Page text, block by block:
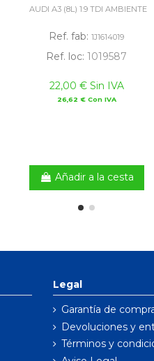
AUDI A3 (8L) 1.9 TDI AMBIENTE
Ref. fab: 1J1614019
Ref. loc: 1019587
22,00 € Sin IVA
26,62 € Con IVA
Añadir a la cesta
Legal
Garantía de
Devoluciones y
Términos y